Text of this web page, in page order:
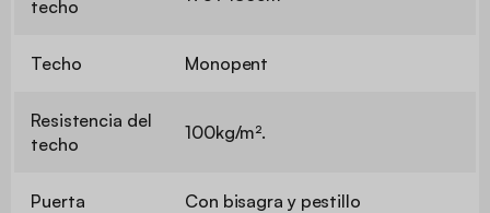
techo
Techo Monopent
Resistencia del
techo
100kg/m².
Puerta Con bisagra y pestillo